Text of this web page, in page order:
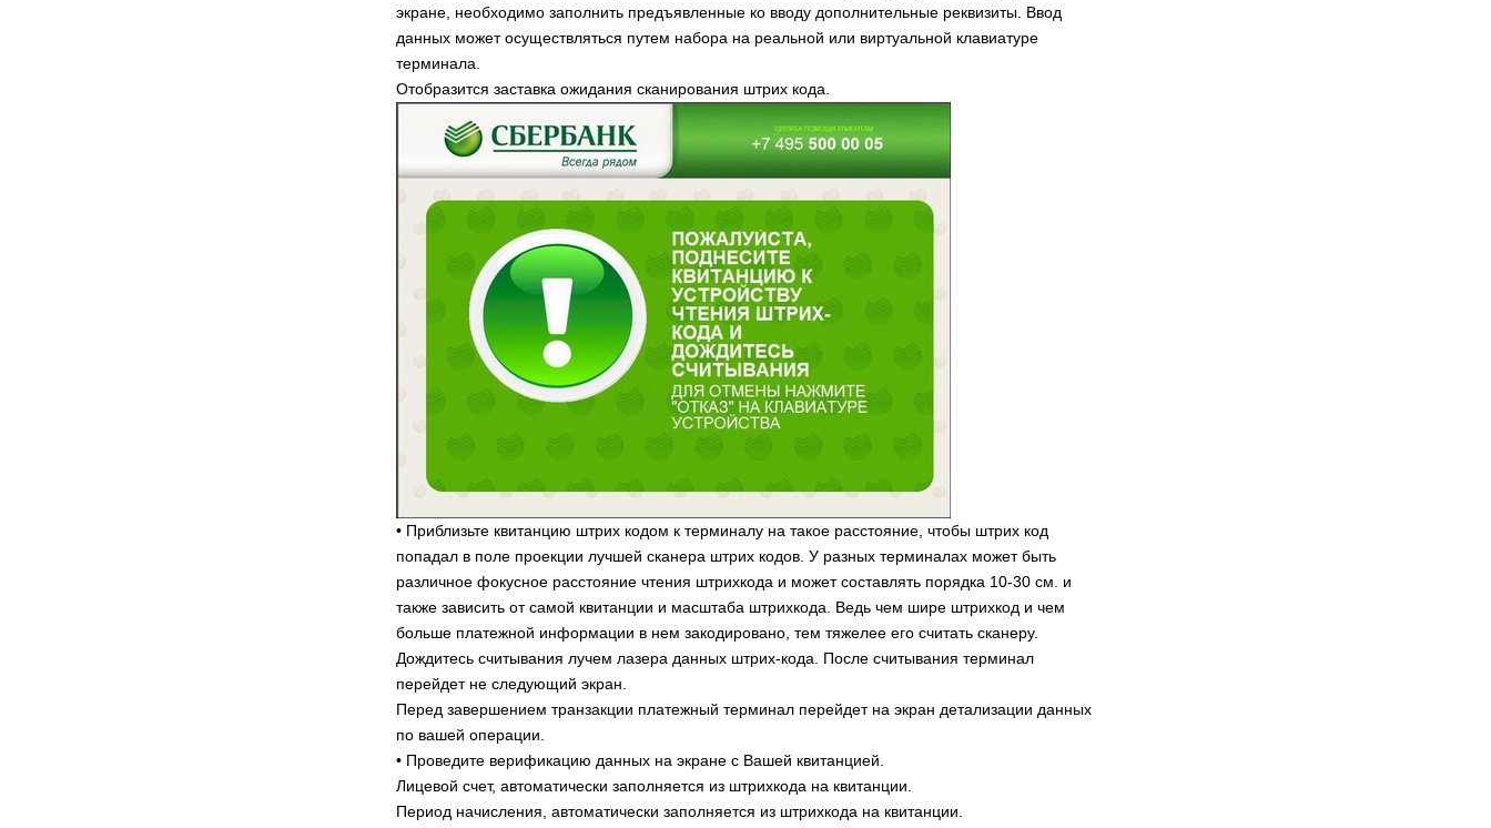
экране, необходимо заполнить предъявленные ко вводу дополнительные реквизиты. Ввод
данных может осуществляться путем набора на реальной или виртуальной клавиатуре
терминала.
Отобразится заставка ожидания сканирования штрих кода.
• Приблизьте квитанцию штрих кодом к терминалу на такое расстояние, чтобы штрих код
попадал в поле проекции лучшей сканера штрих кодов. У разных терминалах может быть
различное фокусное расстояние чтения штрихкода и может составлять порядка 10-30 см. и
также зависить от самой квитанции и масштаба штрихкода. Ведь чем шире штрихкод и чем
больше платежной информации в нем закодировано, тем тяжелее его считать сканеру.
Дождитесь считывания лучем лазера данных штрих-кода. После считывания терминал
перейдет не следующий экран.
Перед завершением транзакции платежный терминал перейдет на экран детализации данных
по вашей операции.
• Проведите верификацию данных на экране с Вашей квитанцией.
Лицевой счет, автоматически заполняется из штрихкода на квитанции.
Период начисления, автоматически заполняется из штрихкода на квитанции.